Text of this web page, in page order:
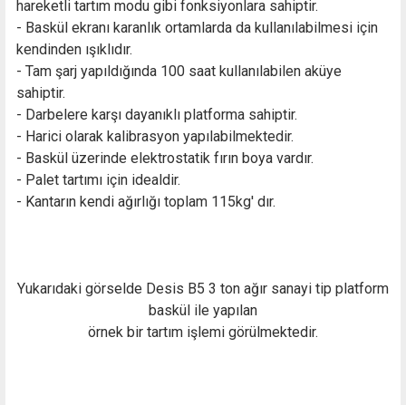
hareketli tartım modu gibi fonksiyonlara sahiptir.
- Baskül ekranı karanlık ortamlarda da kullanılabilmesi için
kendinden ışıklıdır.
- Tam şarj yapıldığında 100 saat kullanılabilen aküye
sahiptir.
- Darbelere karşı dayanıklı platforma sahiptir.
- Harici olarak kalibrasyon yapılabilmektedir.
- Baskül üzerinde elektrostatik fırın boya vardır.
- Palet tartımı için idealdir.
- Kantarın kendi ağırlığı toplam 115kg' dır.
Yukarıdaki görselde Desis B5 3 ton ağır sanayi tip platform
baskül ile yapılan
örnek bir tartım işlemi görülmektedir.